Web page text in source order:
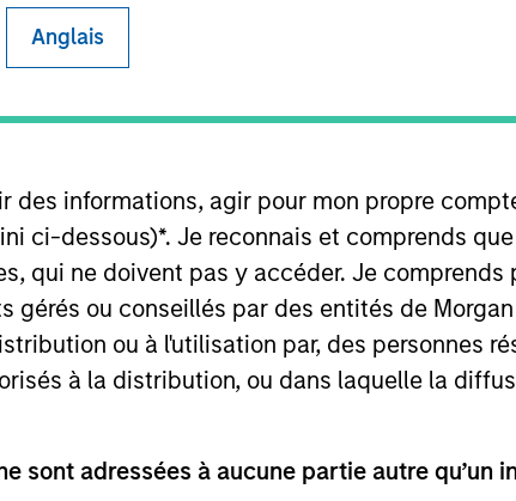
Anglais
des informations, agir pour mon propre
ci-dessous)*. Je reconnais et comprends
qui ne doivent pas y accéder. Je comprends
ou conseillés par des entités de
ou à l'utilisation par, des personnes
à la distribution, ou dans laquelle la
sont adressées à aucune partie autre qu’un
peuvent augmenter ou diminuer en raison des
nets de frais et ne prennent pas en compte les
et aux indices est Morgan Stanley Investment
Funds, société d’investissement à capital
de placement collectif conformément à la Partie 1
(« OPCVM »).
consultation préalable du prospectus actuel et du
Morgan Stanley Investment Funds, European Bank and